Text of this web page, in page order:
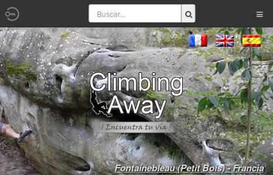
Fontainebleau (Petit Bois) - Francia